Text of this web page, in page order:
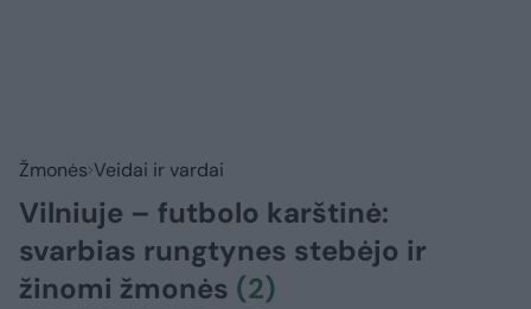
Žmonės Veidai ir vardai
Vilniuje – futbolo karštinė:
svarbias rungtynes stebėjo ir
žinomi žmonės (2)